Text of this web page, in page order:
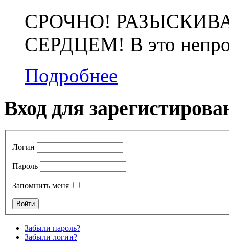
СРОЧНО!
СЕРДЦЕМ! В это
Подробнее
Вход для
Логин
Пароль
Запомнить меня
Забыли пароль?
Забыли логин?